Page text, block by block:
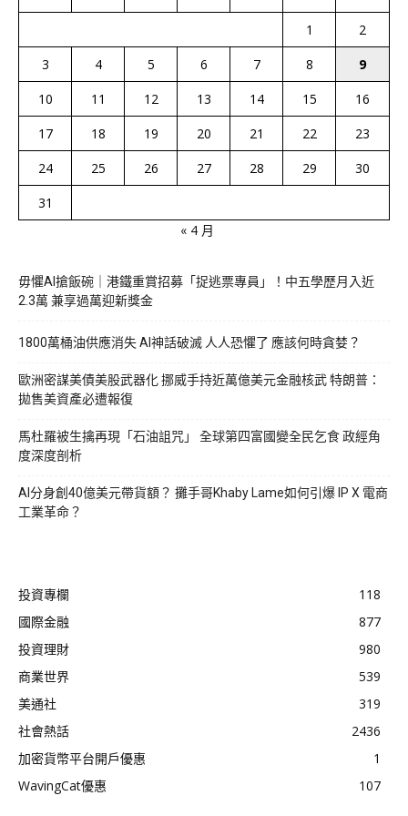
1
2
3
4 5 6 7 8
9
10
11 12 13 14 15
16
17
18 19 20 21 22
23
24
25 26 27 28 29
30
31
« 4 月
毋懼AI搶飯碗｜港鐵重賞招募「捉逃票專員」！中五學歷月入近
2.3萬 兼享過萬迎新獎金
1800萬桶油供應消失 AI神話破滅 人人恐懼了 應該何時貪婪？
歐洲密謀美債美股武器化 挪威手持近萬億美元金融核武 特朗普：
拋售美資產必遭報復
馬杜羅被生擒再現「石油詛咒」 全球第四富國變全民乞食 政經角
度深度剖析
AI分身創40億美元帶貨額？ 攤手哥Khaby Lame如何引爆 IP X 電商
工業革命？
投資專欄
118
國際金融
877
投資理財
980
商業世界
539
美通社
319
社會熱話
2436
加密貨幣平台開戶優惠
1
WavingCat優惠
107